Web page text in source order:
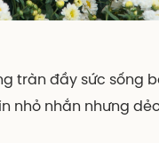
tràn đầy sức sống
nhỏ nhắn nhưng